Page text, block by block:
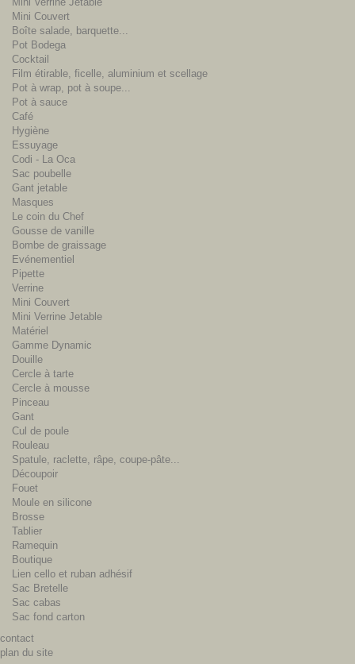
Mini Couvert
Boîte salade, barquette...
Pot Bodega
Cocktail
Film étirable, ficelle, aluminium et scellage
Pot à wrap, pot à soupe...
Pot à sauce
Café
Hygiène
Essuyage
Codi - La Oca
Sac poubelle
Gant jetable
Masques
Le coin du Chef
Gousse de vanille
Bombe de graissage
Evénementiel
Pipette
Verrine
Mini Couvert
Mini Verrine Jetable
Matériel
Gamme Dynamic
Douille
Cercle à tarte
Cercle à mousse
Pinceau
Gant
Cul de poule
Rouleau
Spatule, raclette, râpe, coupe-pâte...
Découpoir
Fouet
Moule en silicone
Brosse
Tablier
Ramequin
Boutique
Lien cello et ruban adhésif
Sac Bretelle
Sac cabas
Sac fond carton
contact
plan du site